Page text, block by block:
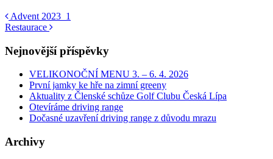
Advent 2023_1
Restaurace
Nejnovější příspěvky
VELIKONOČNÍ MENU 3. – 6. 4. 2026
První jamky ke hře na zimní greeny
Aktuality z Členské schůze Golf Clubu Česká Lípa
Otevíráme driving range
Dočasné uzavření driving range z důvodu mrazu
Archivy